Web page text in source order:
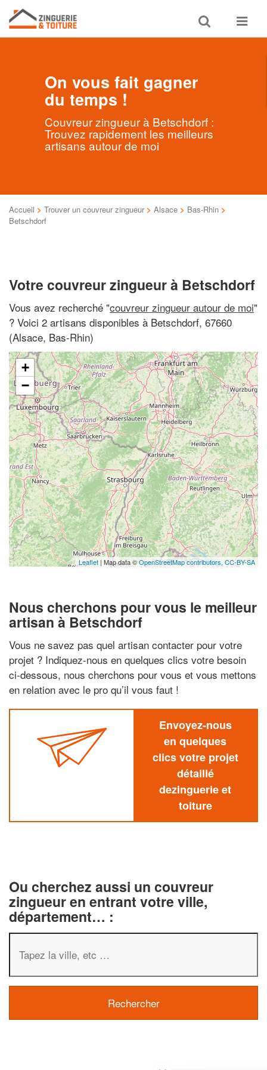
Toggle
search
Toggle
On vous fait gagner
du temps !
Couvreur zingueur à Betschdorf :
Trouvez rapidement les meilleurs
artisans autour de moi
Accueil > Trouver un couvreur zingueur > Alsace > Bas-Rhin >
Betschdorf
Votre couvreur zingueur à Betschdorf
Vous avez recherché "couvreur zingueur autour de moi"
? Voici 2 artisans disponibles à Betschdorf, 67660
(Alsace, Bas-Rhin)
+
−
Leaflet| Map data ©OpenStreetMap contributors, CC-BY-SA
Nous cherchons pour vous le meilleur
artisan à Betschdorf
Vous ne savez pas quel artisan contacter pour votre
projet ? Indiquez-nous en quelques clics votre besoin
ci-dessous, nous cherchons pour vous et vous mettons
en relation avec le pro qu’il vous faut !
Envoyez-nous
en quelques
clics votre projet
détaillé
dezinguerie et
toiture
Ou cherchez aussi un couvreur
zingueur en entrant votre ville,
département… :